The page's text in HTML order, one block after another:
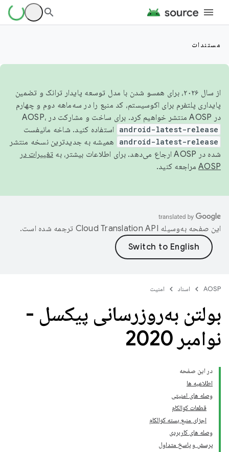
مستندات
از سال ۲۰۲۶، برای همسو شدن با مدل توسعه پایدار ترانک و تضمین
پایداری پلتفرم برای اکوسیستم، کد منبع را در سه‌ماهه دوم و چهارم
در AOSP منتشر خواهیم کرد. برای ساخت و مشارکت در AOSP،
android-latest-release استفاده کنید. شاخه مانیفست
android-latest-release
همیشه به جدیدترین نسخه منتشر
شده در AOSP ارجاع می‌دهد. برای اطلاعات بیشتر، به
تغییرات در
AOSP مراجعه کنید.
این صفحه به‌وسیله ترجمه شده است.
AOSP اسناد امنیت
بولتن به‌روزرسانی پیکسل -
نوامبر 2020
در این صفحه
اطلاعیه ها
وصله های امنیتی
قطعات کوالکام
اجزای منبع بسته کوالکام
وصله های کاربردی
پرسش و پاسخ متداول